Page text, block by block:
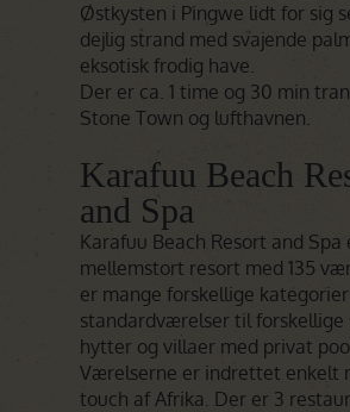
Østkysten i Pingwe lidt for sig
dejlig strand med svajende
eksotisk frodig have.
Der er ca. 1 time og 30 min
Stone Town og lufthavnen.
Karafuu Beach
and Spa
Karafuu Beach Resort and Spa
mellemstort resort med 135
er mange forskellige
standardværelser til forskellige
hytter og villaer med privat
Værelserne er indrettet enkelt
touch af Afrika. Der er 3